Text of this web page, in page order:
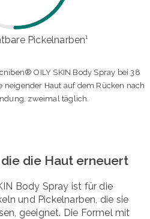
Pickelnarben¹
OILY SKIN Body Spray bei 38
neigender Haut auf dem Rücken nach
zweimal täglich.
die Haut erneuert
Body Spray ist für die
und Pickelnarben, die sie
geeignet. Die Formel mit